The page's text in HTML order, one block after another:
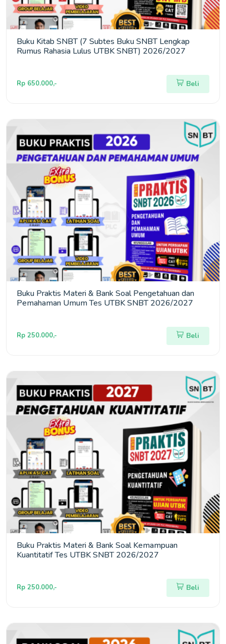
Buku Kitab SNBT (7 Subtes Buku SNBT Lengkap
Rumus Rahasia Lulus UTBK SNBT) 2026/2027
Rp 650.000,- Beli
Buku Praktis Materi & Bank Soal Pengetahuan dan
Pemahaman Umum Tes UTBK SNBT 2026/2027
Rp 250.000,- Beli
Buku Praktis Materi & Bank Soal Kemampuan
Kuantitatif Tes UTBK SNBT 2026/2027
Rp 250.000,- Beli